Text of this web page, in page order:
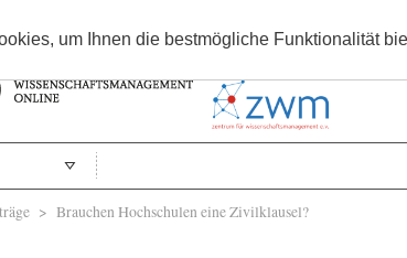
um Ihnen die bestmögliche Funktionalität
> Brauchen Hochschulen eine Zivilklausel?